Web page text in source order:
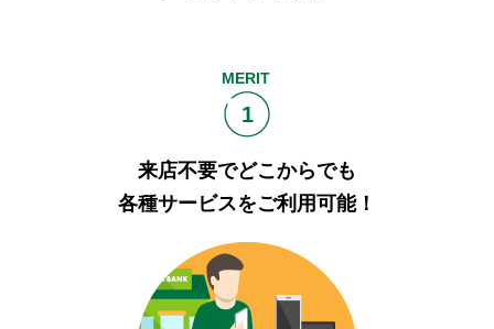
MERIT
1
来店不要でどこからでも
各種サービスをご利用可能！